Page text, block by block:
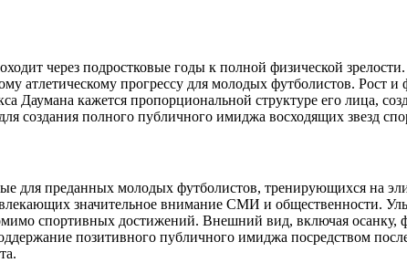
через подростковые годы к полной физической
атлетическому прогрессу для молодых футболистов. Рост и
кажется пропорциональной структуре его лица,
создания полного публичного имиджа восходящих звезд
для преданных молодых футболистов, тренирующихся на
значительное внимание СМИ и общественности.
спортивных достижений. Внешний вид, включая осанку,
позитивного публичного имиджа посредством